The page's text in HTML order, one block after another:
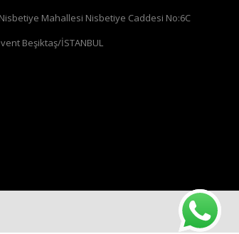
Nisbetiye Mahallesi Nisbetiye Caddesi No:6C
Beşiktaş/İSTANBUL